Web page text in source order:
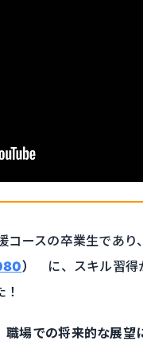
コースの卒業生であり
）
に、スキル習得
職場での将来的な展望